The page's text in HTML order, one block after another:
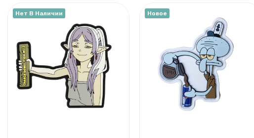
Нет В Наличии Новое